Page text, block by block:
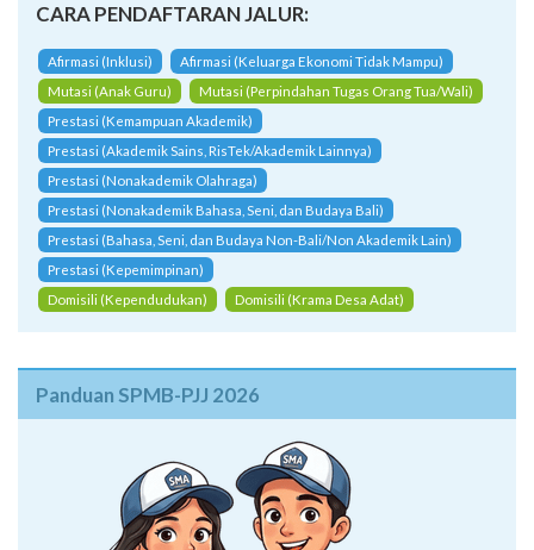
CARA PENDAFTARAN JALUR:
Afirmasi (Inklusi)
Afirmasi (Keluarga Ekonomi Tidak Mampu)
Mutasi (Anak Guru)
Mutasi (Perpindahan Tugas Orang Tua/Wali)
Prestasi (Kemampuan Akademik)
Prestasi (Akademik Sains, RisTek/Akademik Lainnya)
Prestasi (Nonakademik Olahraga)
Prestasi (Nonakademik Bahasa, Seni, dan Budaya Bali)
Prestasi (Bahasa, Seni, dan Budaya Non-Bali/Non Akademik Lain)
Prestasi (Kepemimpinan)
Domisili (Kependudukan)
Domisili (Krama Desa Adat)
Panduan SPMB-PJJ 2026